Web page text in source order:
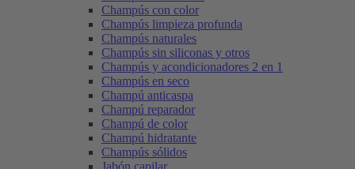
Champús con color
Champús limpieza profunda
Champús naturales
Champús sin siliconas y otros
Champús y acondicionadores 2 en 1
Champús en seco
Champú anticaspa
Champú reparador
Champú de color
Champú hidratante
Champús sólidos
Jabón capilar